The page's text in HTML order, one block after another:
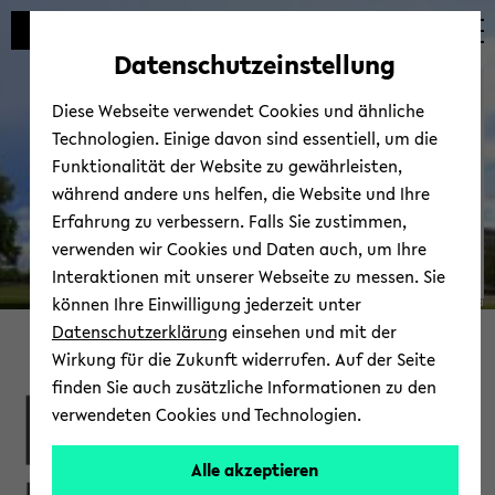
Automatische
vermeiden
skip
main
skip
main
skip
footer
ti­on - BiSEd
Bie­
le­
fel­
der
Leh­
nen­
© Uni­ver­si­tät Bie­le­feld
Datenschutzeinstellung
Diese Webseite verwendet Cookies und ähnliche
Technologien. Einige davon sind essentiell, um die
Funktionalität der Website zu gewährleisten,
während andere uns helfen, die Website und Ihre
Erfahrung zu verbessern. Falls Sie zustimmen,
verwenden wir Cookies und Daten auch, um Ihre
Interaktionen mit unserer Webseite zu messen. Sie
können Ihre Einwilligung jederzeit unter
Datenschutzerklärung einsehen und mit der
Wirkung für die Zukunft widerrufen. Auf der Seite
finden Sie auch zusätzliche Informationen zu den
verwendeten Cookies und Technologien.
Alle akzeptieren